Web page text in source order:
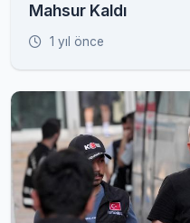
Mahsur Kaldı
1 yıl önce